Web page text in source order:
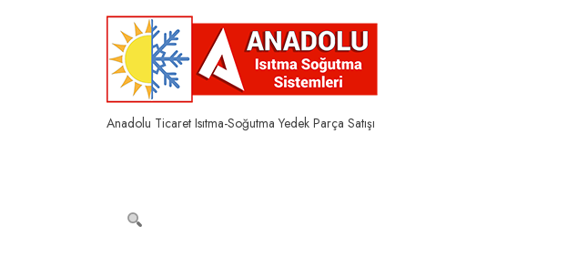
Anadolu Ticaret Isıtma-Soğutma Yedek Parça Satışı